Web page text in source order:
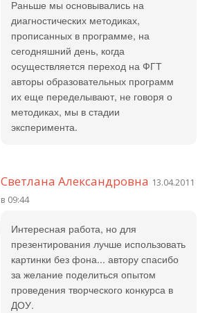
Раньше мы основывались на
диагностических методиках,
прописанных в программе, на
сегодняшний день, когда
осуществляется переход на ФГТ
авторы образовательных программ
их еще переделывают, не говоря о
методиках, мы в стадии
эксперимента.
Светлана Александровна 13.04.2011
в 09:44
Интересная работа, но для
презентирования лучше использовать
картинки без фона... автору спасибо
за желание поделиться опытом
проведения творческого конкурса в
ДОУ.